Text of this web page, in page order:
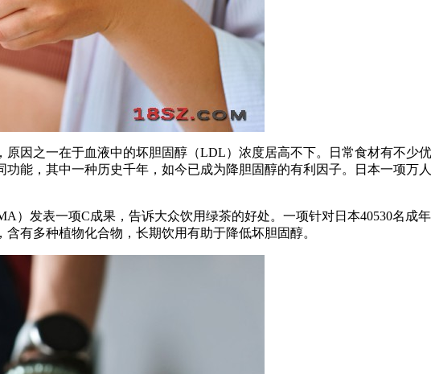
因之一在于血液中的坏胆固醇（LDL）浓度居高不下。日常食材有不少
能，其中一种历史千年，如今已成为降胆固醇的有利因子。日本一项万
）发表一项C成果，告诉大众饮用绿茶的好处。一项针对日本40530名成
有多种植物化合物，长期饮用有助于降低坏胆固醇。